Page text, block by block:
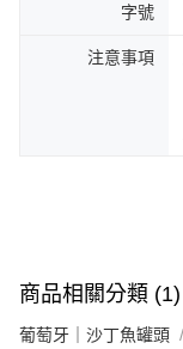
字號
注意事項
商品相關分類 (1)
葡萄牙｜沙丁魚罐頭